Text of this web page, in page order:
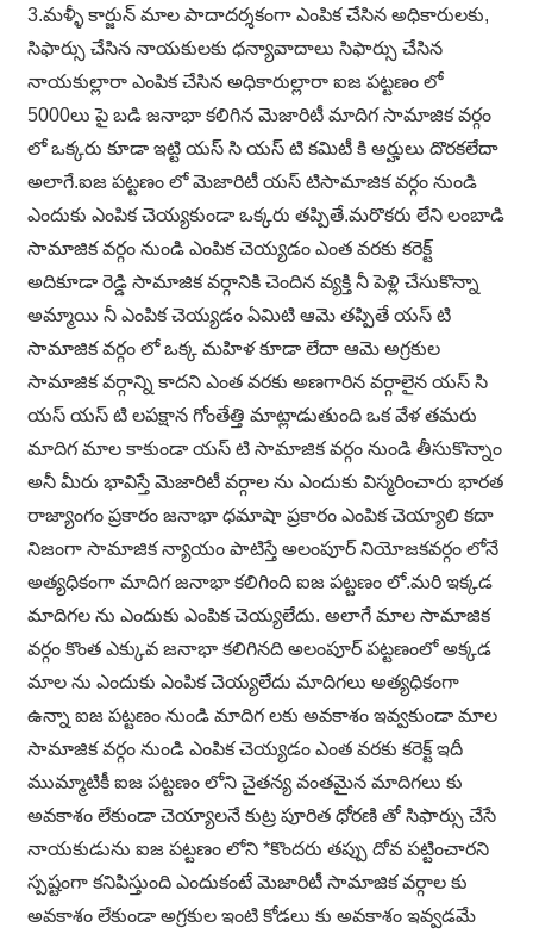
3.మళ్ళీ కార్జున్ మాల పాదాదర్శకంగా ఎంపిక చేసిన అధికారులకు,
సిఫార్సు చేసిన నాయకులకు ధన్యావాదాలు సిఫార్సు చేసిన
నాయకుల్లారా ఎంపిక చేసిన అధికారుల్లారా ఐజ పట్టణం లో
5000లు పై బడి జనాభా కలిగిన మెజారిటీ మాదిగ సామాజిక వర్గం
లో ఒక్కరు కూడా ఇట్టి యస్ సి యస్ టి కమిటీ కి అర్హులు దొరకలేదా
అలాగే.ఐజ పట్టణం లో మెజారిటీ యస్ టిసామాజిక వర్గం నుండి
ఎందుకు ఎంపిక చెయ్యకుండా ఒక్కరు తప్పితే.మరొకరు లేని లంబాడి
సామాజిక వర్గం నుండి ఎంపిక చెయ్యడం ఎంత వరకు కరెక్ట్
అదికూడా రెడ్డి సామాజిక వర్గానికి చెందిన వ్యక్తి నీ పెళ్లి చేసుకొన్నా
అమ్మాయి నీ ఎంపిక చెయ్యడం ఏమిటి ఆమె తప్పితే యస్ టి
సామాజిక వర్గం లో ఒక్క మహిళ కూడా లేదా ఆమె అగ్రకుల
సామాజిక వర్గాన్ని కాదని ఎంత వరకు అణగారిన వర్గాలైన యస్ సి
యస్ యస్ టి లపక్షాన గోంతేత్తి మాట్లాడుతుంది ఒక వేళ తమరు
మాదిగ మాల కాకుండా యస్ టి సామాజిక వర్గం నుండి తీసుకొన్నాం
అనీ మీరు భావిస్తే మెజారిటీ వర్గాల ను ఎందుకు విస్మరించారు భారత
రాజ్యాంగం ప్రకారం జనాభా ధమాషా ప్రకారం ఎంపిక చెయ్యాలి కదా
నిజంగా సామాజిక న్యాయం పాటిస్తే అలంపూర్ నియోజకవర్గం లోనే
అత్యధికంగా మాదిగ జనాభా కలిగింది ఐజ పట్టణం లో.మరి ఇక్కడ
మాదిగల ను ఎందుకు ఎంపిక చెయ్యలేదు. అలాగే మాల సామాజిక
వర్గం కొంత ఎక్కువ జనాభా కలిగినది అలంపూర్ పట్టణంలో అక్కడ
మాల ను ఎందుకు ఎంపిక చెయ్యలేదు మాదిగలు అత్యధికంగా
ఉన్నా ఐజ పట్టణం నుండి మాదిగ లకు అవకాశం ఇవ్వకుండా మాల
సామాజిక వర్గం నుండి ఎంపిక చెయ్యడం ఎంత వరకు కరెక్ట్ ఇదీ
ముమ్మాటికీ ఐజ పట్టణం లోని చైతన్య వంతమైన మాదిగలు కు
అవకాశం లేకుండా చెయ్యాలనే కుట్ర పూరిత ధోరణి తో సిఫార్సు చేసే
నాయకుడును ఐజ పట్టణం లోని *కొందరు తప్పు దోవ పట్టించారని
స్పష్టంగా కనిపిస్తుంది ఎందుకంటే మెజారిటీ సామాజిక వర్గాల కు
అవకాశం లేకుండా అగ్రకుల ఇంటి కోడలు కు అవకాశం ఇవ్వడమే